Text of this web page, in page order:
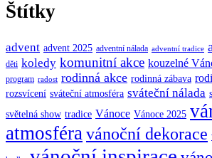
Štítky
advent advent 2025 adventní nálada adventní tradice
děti koledy komunitní akce kouzelné
program radost rodinná akce rodinná zábava
rozsvícení sváteční atmosféra sváteční nálada
světelná show tradice Vánoce Vánoce 2025
atmosféra vánoční dekorace